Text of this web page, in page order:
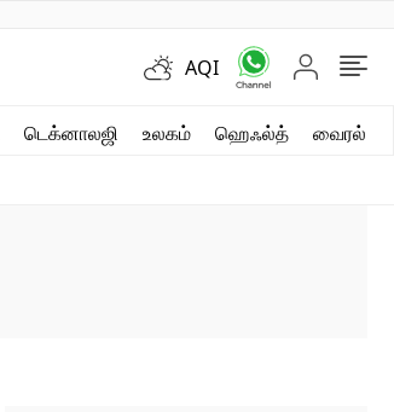
AQI
டெக்னாலஜி உலகம் ஹெஃல்த் வைரல்